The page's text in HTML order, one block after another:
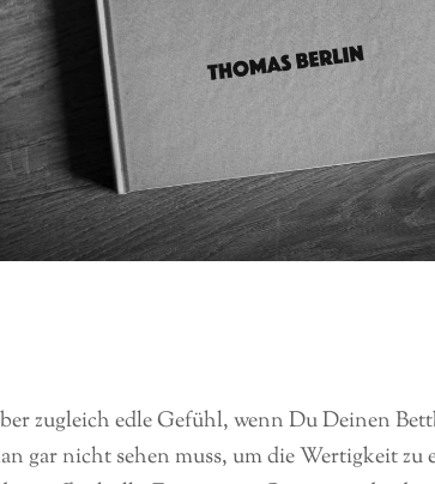
zugleich edle Gefühl, wenn Du Deinen
gar nicht sehen muss, um die Wertigkeit